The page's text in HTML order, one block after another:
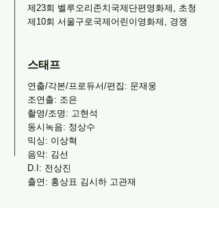
제23회 벨루오리존치국제단편영화제, 초청
제10회 서울구로국제어린이영화제, 경쟁
​스태프
연출/각본/프로듀서/편집: 문재웅
조연출: 조은
촬영/조명: 고현석
동시녹음: 정상수
믹싱: 이상혁
음악: 김선
D.I: 전상진
출연: 홍상표 김시하 고관재